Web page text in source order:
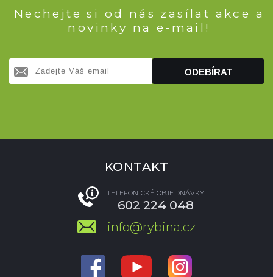
Nechejte si od nás zasílat akce a
novinky na e-mail!
ODEBÍRAT
KONTAKT
TELEFONICKÉ OBJEDNÁVKY
602 224 048
info@rybina.cz